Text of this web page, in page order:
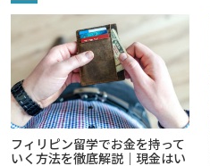
フィリピン留学でお金を持って
いく方法を徹底解説｜現金はい